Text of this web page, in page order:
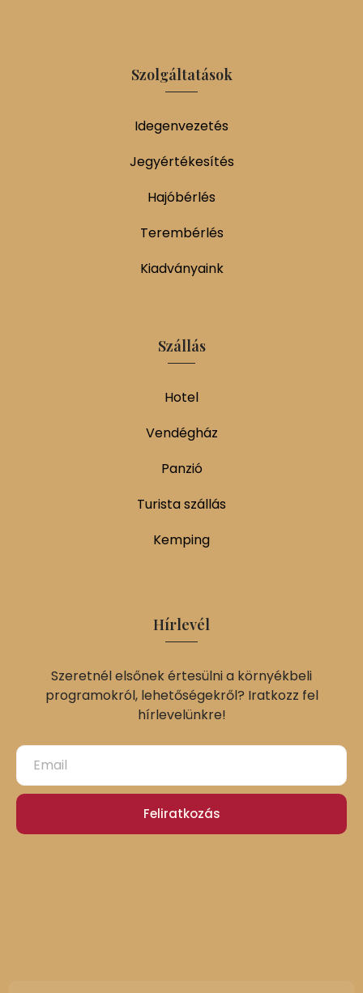
Szolgáltatások
Idegenvezetés
Jegyértékesítés
Hajóbérlés
Terembérlés
Kiadványaink
Szállás
Hotel
Vendégház
Panzió
Turista szállás
Kemping
Hírlevél
Szeretnél elsőnek értesülni a környékbeli
programokról, lehetőségekről? Iratkozz fel
hírlevelünkre!
Feliratkozás